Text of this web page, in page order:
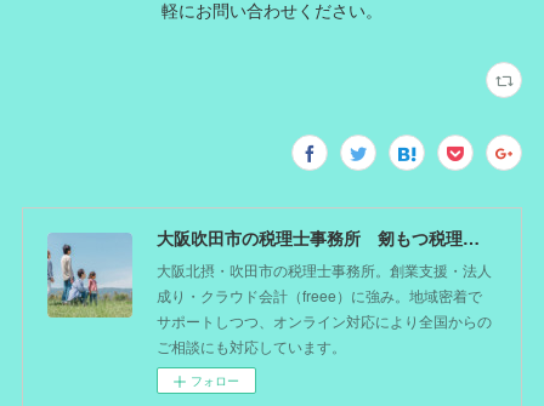
軽にお問い合わせください。
大阪吹田市の税理士事務所 剱もつ税理士（北摂オフィス）―かつてdoctorを目指した税理士が企業のホームドクターとしてあなたの事業をサポート。税理士が直接担当する『かかりつけ税理士』
大阪北摂・吹田市の税理士事務所。創業支援・法人
成り・クラウド会計（freee）に強み。地域密着で
サポートしつつ、オンライン対応により全国からの
ご相談にも対応しています。
フォロー